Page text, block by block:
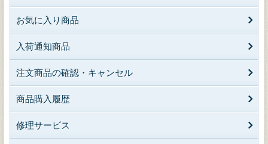
お気に入り商品
入荷通知商品
注文商品の確認・キャンセル
商品購入履歴
修理サービス